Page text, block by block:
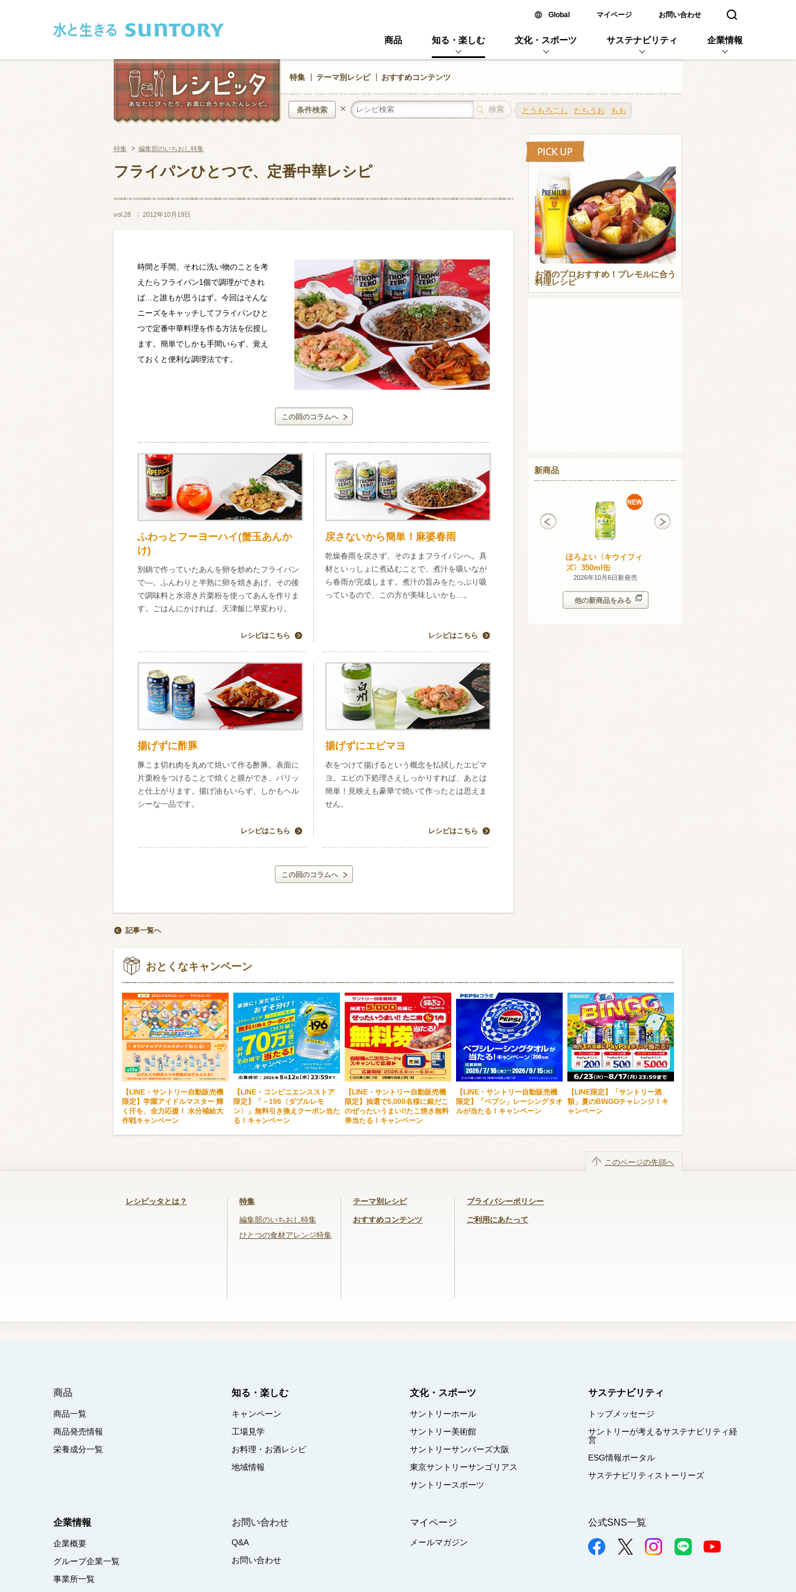
Global新しいウィンドウで開く
マイページ お問い合わせ 検索窓を開く
商品 知る・楽しむ 文化・スポーツ サステナビリティ 企業情報
特集 テーマ別レシピ おすすめコンテンツ
とうもろこし たちうお もも
条件検索 ×
和食
フレンチ アジア・エスニック その他・創作料理
お米・麺
類・穀物
その他
ビール ハイボール（ウイスキー） ウイスキー・ブランデー 焼酎
赤ワイン 白ワイン
検索
特集 編集部のいちおし特集
フライパンひとつで、定番中華レシピ
vol.28 2012年10月19日
時間と手間、それに洗い物のことを考
えたらフライパン1個で調理ができれ
ば...と誰もが思うはず。今回はそんな
ニーズをキャッチしてフライパンひと
つで定番中華料理を作る方法を伝授し
ます。簡単でしかも手間いらず、覚え
ておくと便利な調理法です。
この回のコラムへ
ふわっとフーヨーハイ(蟹玉あんか
け)
別鍋で作っていたあんを卵を炒めたフライパン
で―。ふんわりと半熟に卵を焼きあげ、その後
で調味料と水溶き片栗粉を使ってあんを作りま
す。ごはんにかければ、天津飯に早変わり。
レシピはこちら
戻さないから簡単！麻婆春雨
乾燥春雨を戻さず、そのままフライパンへ。具
材といっしょに煮込むことで、煮汁を吸いなが
ら春雨が完成します。煮汁の旨みをたっぷり吸
っているので、この方が美味しいかも…。
レシピはこちら
揚げずに酢豚
豚こま切れ肉を丸めて焼いて作る酢豚。表面に
片栗粉をつけることで焼くと膜ができ、パリッ
と仕上がります。揚げ油もいらず、しかもヘル
シーな一品です。
レシピはこちら
揚げずにエビマヨ
衣をつけて揚げるという概念を払拭したエビマ
ヨ。エビの下処理さえしっかりすれば、あとは
簡単！見映えも豪華で焼いて作ったとは思えま
せん。
レシピはこちら
この回のコラムへ
記事一覧へ
お酒のプロおすすめ！プレモルに合う
料理レシピ
新商品
ほろよい〈キウイフィ
ズ〉350ml缶
2026年10月6日新発売
酸化防止剤無添加のお
いしいワイン。スパー
クリング 〈シークヮー
他の新商品をみる
おとくなキャンペーン
【LINE・サントリー自動販売機
限定】学園アイドルマスター 輝
く汗を、全力応援！ 水分補給大
作戦キャンペーン
【LINE・コンビニエンスストア
限定】「－196〈ダブルレモ
ン〉」無料引き換えクーポン当た
る！キャンペーン
【LINE・サントリー自動販売機
限定】抽選で5,000名様に銀だこ
のぜったいうまい!!たこ焼き無料
券当たる！キャンペーン
【LINE・サントリー自動販売機
限定】「ペプシ」レーシングタオ
ルが当たる！キャンペーン
【LINE限定】「サントリー酒
類」夏のBINGOチャレンジ！キ
ャンペーン
レシピッタとは？ 特集
編集部のいちおし特集
ひとつの食材アレンジ特集
テーマ別レシピ
おすすめコンテンツ
プライバシーポリシー
ご利用にあたって
このページの先頭へ
商品
商品一覧
商品発売情報
栄養成分一覧
知る・楽しむ
キャンペーン
工場見学
お料理・お酒レシピ
地域情報
文化・スポーツ
サントリーホール
サントリー美術館
サントリーサンバーズ大阪
東京サントリーサンゴリアス
サントリースポーツ
サステナビリティ
トップメッセージ
サントリーが考えるサステナビリティ経
営
ESG情報ポータル
サステナビリティストーリーズ
企業情報
企業概要
グループ企業一覧
事業所一覧
お問い合わせ
Q&A
お問い合わせ
マイページ
メールマガジン
公式SNS一覧